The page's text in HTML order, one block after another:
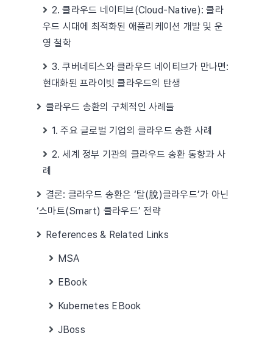
2. 클라우드 네이티브(Cloud-Native): 클라
우드 시대에 최적화된 애플리케이션 개발 및 운
영 철학
3. 쿠버네티스와 클라우드 네이티브가 만나면:
현대화된 프라이빗 클라우드의 탄생
클라우드 송환의 구체적인 사례들
1. 주요 글로벌 기업의 클라우드 송환 사례
2. 세계 정부 기관의 클라우드 송환 동향과 사
례
결론: 클라우드 송환은 ‘탈(脫)클라우드’가 아닌
‘스마트(Smart) 클라우드’ 전략
References & Related Links
MSA
EBook
Kubernetes EBook
JBoss